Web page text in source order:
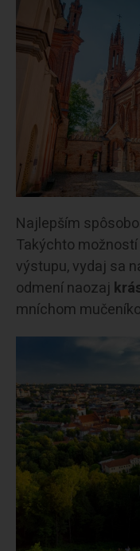
Najlepším
Takýchto
výstupu, vydaj sa
odmení naozaj
mníchom